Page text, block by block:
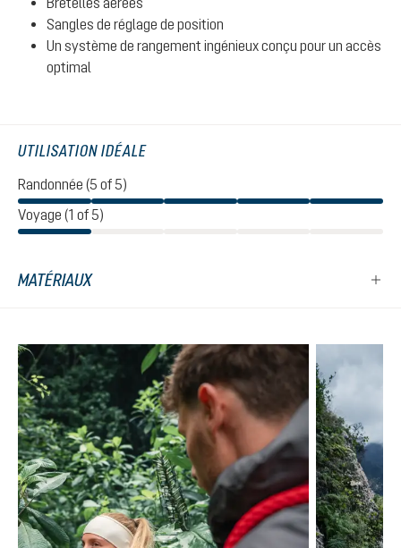
Sangles de réglage de position
Un système de rangement ingénieux conçu pour un accès
optimal
UTILISATION IDÉALE
Randonnée (5 of 5)
Voyage (1 of 5)
MATÉRIAUX
Ignorer la galerie de produits